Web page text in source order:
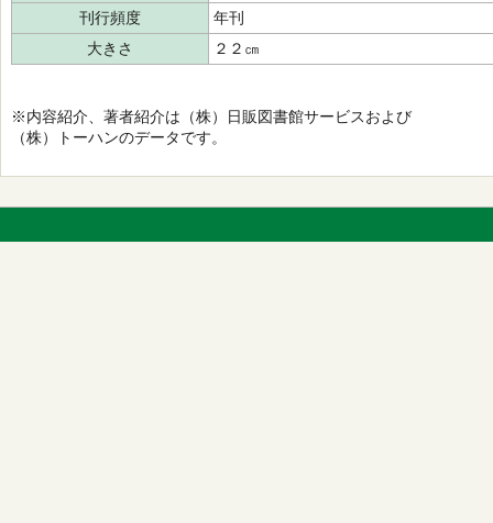
刊行頻度
年刊
大きさ
２２㎝
※内容紹介、著者紹介は（株）日販図書館サービスおよび
（株）トーハンのデータです。